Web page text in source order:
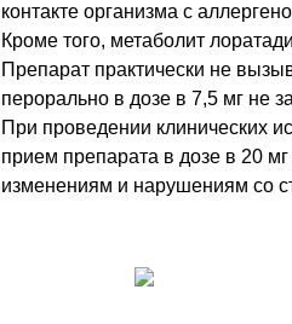
контакте организма с
Кроме того, метаболит
Препарат практически не
перорально в дозе в 7,5 мг не
При проведении клинических
прием препарата в дозе в 20
изменениям и нарушениям со